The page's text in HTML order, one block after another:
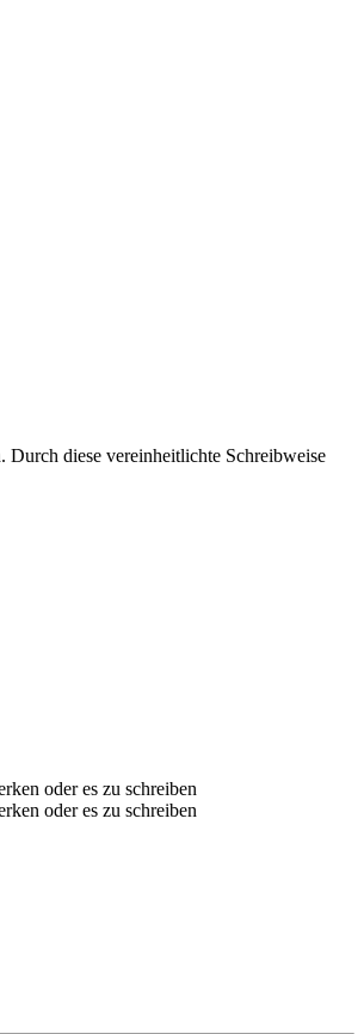
Durch diese vereinheitlichte Schreibweise